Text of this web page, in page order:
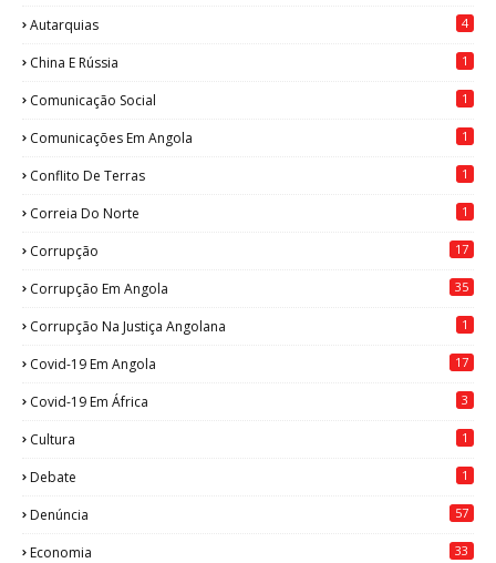
Autarquias 4
China E Rússia 1
Comunicação Social 1
Comunicações Em Angola 1
Conflito De Terras 1
Correia Do Norte 1
Corrupção 17
Corrupção Em Angola 35
Corrupção Na Justiça Angolana 1
Covid-19 Em Angola 17
Covid-19 Em África 3
Cultura 1
Debate 1
Denúncia 57
Economia 33